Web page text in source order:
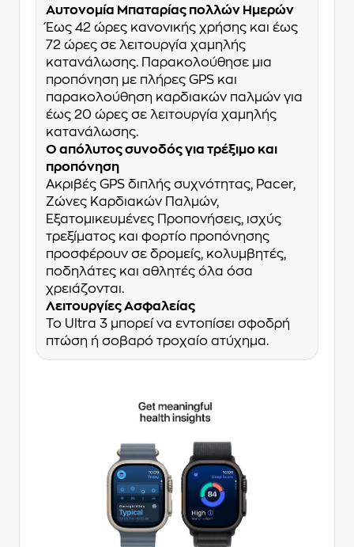
Αυτονομία Μπαταρίας πολλών Ημερών
Έως 42 ώρες κανονικής χρήσης και έως
72 ώρες σε λειτουργία χαμηλής
κατανάλωσης. Παρακολούθησε μια
προπόνηση με πλήρες GPS και
παρακολούθηση καρδιακών παλμών για
έως 20 ώρες σε λειτουργία χαμηλής
κατανάλωσης.
O απόλυτος συνοδός για τρέξιμο και
προπόνηση
Ακριβές GPS διπλής συχνότητας, Pacer,
Ζώνες Καρδιακών Παλμών,
Εξατομικευμένες Προπονήσεις, ισχύς
τρεξίματος και φορτίο προπόνησης
προσφέρουν σε δρομείς, κολυμβητές,
ποδηλάτες και αθλητές όλα όσα
χρειάζονται.
Λειτουργίες Ασφαλείας
Το Ultra 3 μπορεί να εντοπίσει σφοδρή
πτώση ή σοβαρό τροχαίο ατύχημα.